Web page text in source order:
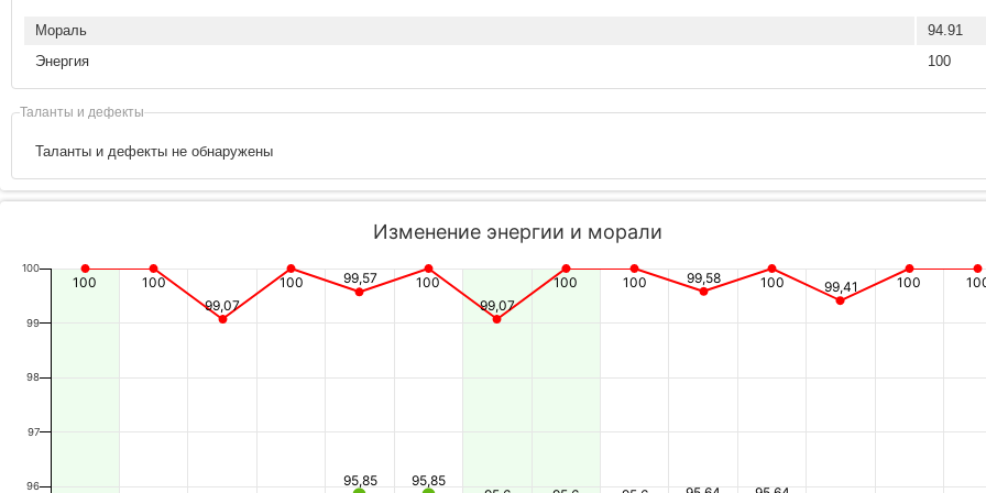
Мораль
94.91
Энергия
100
Таланты и дефекты
Таланты и дефекты не обнаружены
Изменение энергии и морали
95,85
95,85
100
100
99,07
100 99,57
100
99,07
100 100 99,58 100 99,41 100
96
97
98
99
100